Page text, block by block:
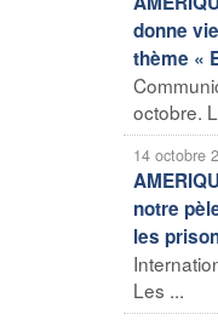
donne
thème «
octobre.
14 octobre
notre
les
Les ...